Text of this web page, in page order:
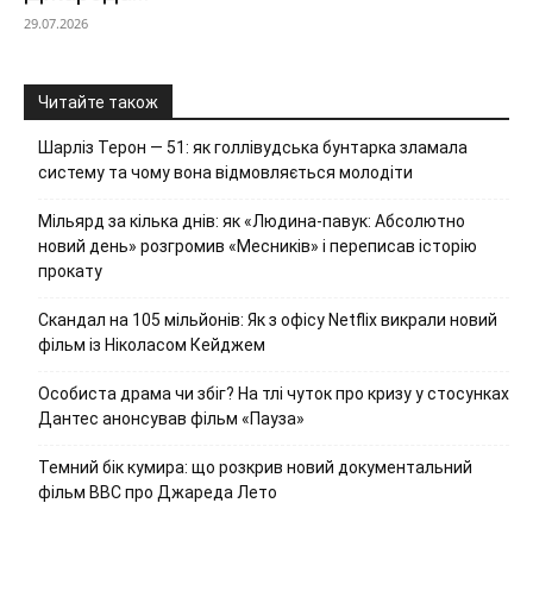
29.07.2026
Читайте також
Шарліз Терон — 51: як голлівудська бунтарка зламала
систему та чому вона відмовляється молодіти
Мільярд за кілька днів: як «Людина-павук: Абсолютно
новий день» розгромив «Месників» і переписав історію
прокату
Скандал на 105 мільйонів: Як з офісу Netflix викрали новий
фільм із Ніколасом Кейджем
Особиста драма чи збіг? На тлі чуток про кризу у стосунках
Дантес анонсував фільм «Пауза»
Темний бік кумира: що розкрив новий документальний
фільм ВВС про Джареда Лето